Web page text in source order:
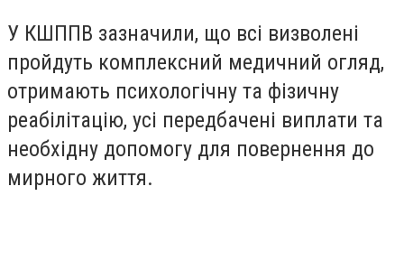
У КШППВ зазначили, що всі визволені
пройдуть комплексний медичний огляд,
отримають психологічну та фізичну
реабілітацію, усі передбачені виплати та
необхідну допомогу для повернення до
мирного життя.